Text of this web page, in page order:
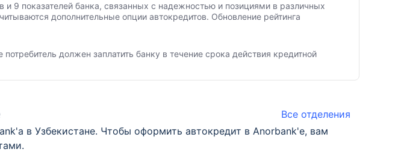
9 показателей банка, связанных с надежностью и позициями в различных
дополнительные опции автокредитов. Обновление рейтинга
должен заплатить банку в течение срока действия кредитной
Все отделения
в Узбекистане. Чтобы оформить автокредит в Anorbank'е, вам